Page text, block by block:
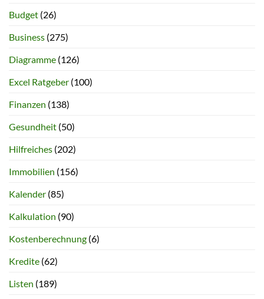
Budget (26)
Business (275)
Diagramme (126)
Excel Ratgeber (100)
Finanzen (138)
Gesundheit (50)
Hilfreiches (202)
Immobilien (156)
Kalender (85)
Kalkulation (90)
Kostenberechnung (6)
Kredite (62)
Listen (189)